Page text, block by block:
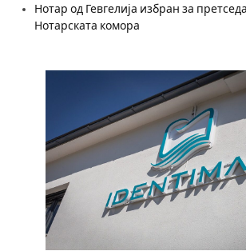
Нотар од Гевгелија избран за
Нотарската комора